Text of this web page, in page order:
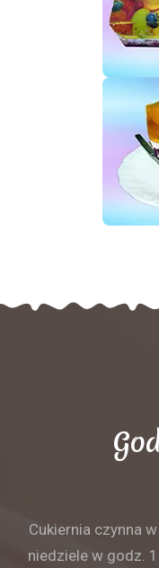
Cukiernia czynna
niedziele w godz.